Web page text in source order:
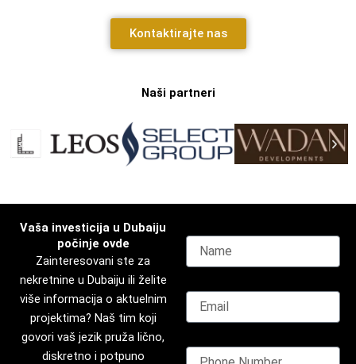
Kontaktirajte nas
Naši partneri​
Vaša investicija u Dubaiju
počinje ovde
Zainteresovani ste za
nekretnine u Dubaiju ili želite
više informacija o aktuelnim
projektima? Naš tim koji
govori vaš jezik pruža lično,
diskretno i potpuno